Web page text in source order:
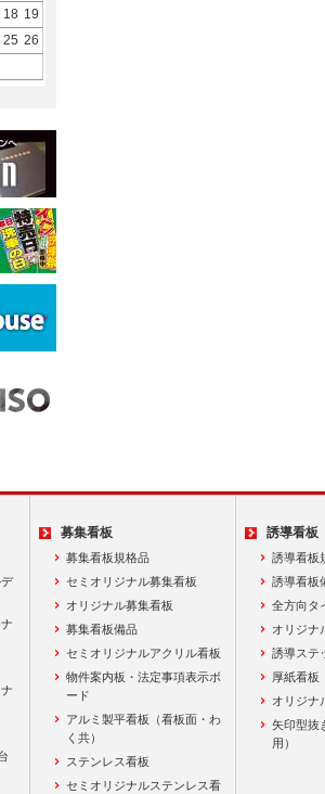
18 19
25 26
募集看板
募集看板規格品
セミオリジナル募集看板
オリジナル募集看板
募集看板備品
セミオリジナルアクリル看板
物件案内板・法定事項表示ボ
ード
アルミ製平看板（看板面・わ
く共）
ステンレス看板
セミオリジナルステンレス看
誘導看板
誘導看板
誘導看板
全方向タ
オリジナ
誘導ステ
厚紙看板
オリジナ
矢印型抜
用）